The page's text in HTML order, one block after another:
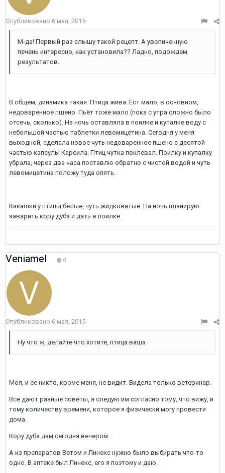
Опубликовано 6 мая, 2015
М-да! Первый раз слышу такой рецепт. А увеличенную
печень интересно, как установила?? Ладно, подождем
результатов.
В общем, динамика такая. Птица жива. Ест мало, в основном,
недоваренное пшено. Пьёт тоже мало (пока с утра сложно было
отсечь, сколько). На ночь оставляла в поилке и купалке воду с
небольшой частью таблетки левомицетина. Сегодня у меня
выходной, сделала новое чуть недоваренное пшено с десятой
частью капсулы Карсила. Птиц чутка поклевал. Поилку и купалку
убрала, через два часа поставлю обратно с чистой водой и чуть
левомицетина положу туда опять.
Какашки у птицы белые, чуть жидковатые. На ночь планирую
заварить кору дуба и дать в поилке.
Veniamel 0
Опубликовано 6 мая, 2015
Ну что ж, делайте что хотите, птица ваша
Моя, и ее никто, кроме меня, не видит. Видела только ветеринар.
Все дают разные советы, я следую им согласно тому, что вижу, и
тому количеству времени, которое я физически могу провести
дома.
Кору дуба дам сегодня вечером.
А из препаратов Ветом и Линекс нужно было выбирать что-то
одно. В аптеке был Линекс, его я поэтому и даю.